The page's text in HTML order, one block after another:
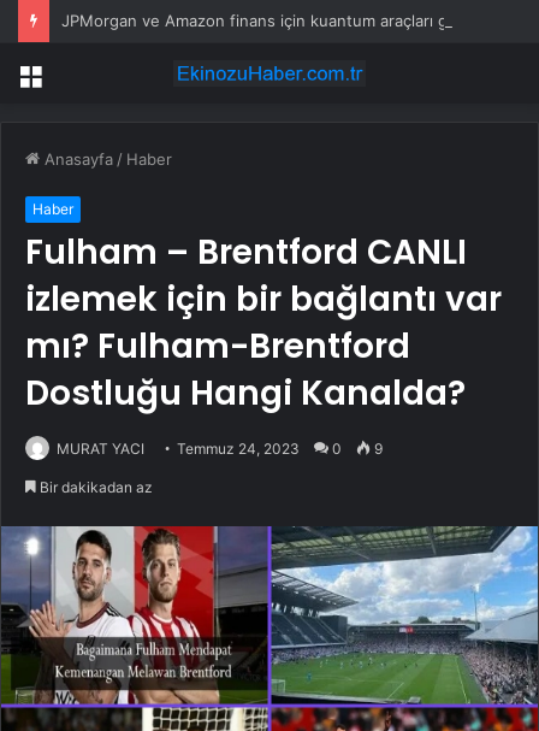
Menü
Anasayfa / Haber
Haber
Fulham – Brentford CANLI
izlemek için bir bağlantı var
mı? Fulham-Brentford
Dostluğu Hangi Kanalda?
MURAT YACI Temmuz 24, 2023 0 9
Bir dakikadan az